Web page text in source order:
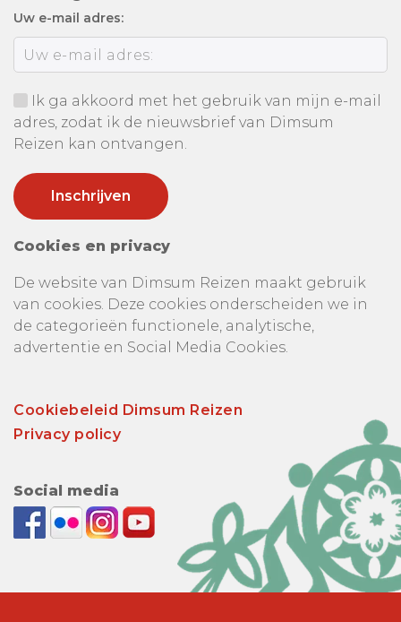
Uw e-mail adres:
Ik ga akkoord met het gebruik van mijn e-mail
adres, zodat ik de nieuwsbrief van Dimsum
Reizen kan ontvangen.
Cookies en privacy
De website van Dimsum Reizen maakt gebruik
van cookies. Deze cookies onderscheiden we in
de categorieën functionele, analytische,
advertentie en Social Media Cookies.
Cookiebeleid Dimsum Reizen
Privacy policy
Social media